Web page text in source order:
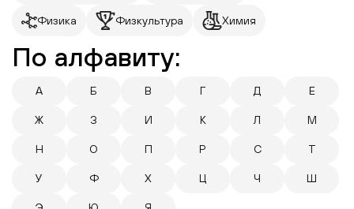
Физика Физкультура Химия
По алфавиту:
А Б В Г Д Е
Ж З И К Л М
Н О П Р С Т
У Ф Х Ц Ч Ш